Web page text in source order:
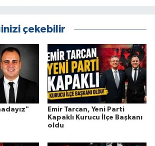
çekebilir
Emir Tarcan, Yeni Parti
Kapaklı Kurucu İlçe Başkanı
oldu